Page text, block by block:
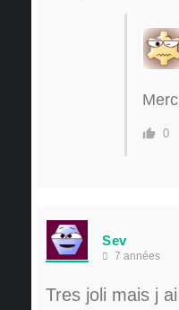
0
Sev
7 années
Tres joli mais j